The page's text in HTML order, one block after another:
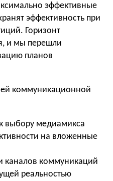
эффективные
эффективность при
Горизонт
и мы перешли
планов
коммуникационной
выбору медиамикса
на вложенные
каналов коммуникаций
реальностью